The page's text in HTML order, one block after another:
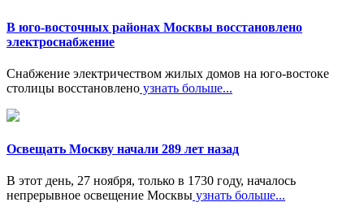
В юго-восточных районах Москвы восстановлено
электроснабжение
Снабжение электричеством жилых домов на юго-востоке
столицы восстановлено узнать больше...
Освещать Москву начали 289 лет назад
В этот день, 27 ноября, только в 1730 году, началось
непрерывное освещение Москвы узнать больше...